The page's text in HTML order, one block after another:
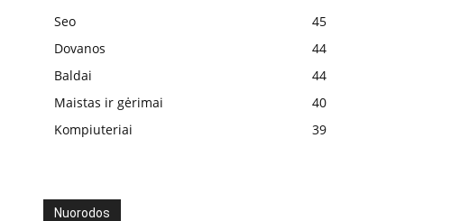
Seo
45
Dovanos
44
Baldai
44
Maistas ir gėrimai
40
Kompiuteriai
39
Nuorodos